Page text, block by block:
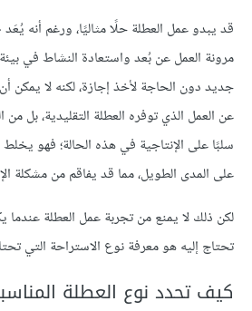
قد يبدو عمل العطلة حلًا مثاليًا، ورغم أنه
مرونة العمل عن بُعد واستعادة النشاط في
جديد دون الحاجة لأخذ إجازة، لكنه لا يمكن
عن العمل الذي توفره العطلة التقليدية، بل
سلبًا على الإنتاجية في هذه الحالة؛ فهو يخلط
على المدى الطويل، مما قد يفاقم من مشكلة
لكن ذلك لا يمنع من تجربة عمل العطلة عندما
تحتاج إليه هو معرفة نوع الاستراحة التي
كيف تحدد نوع العطلة